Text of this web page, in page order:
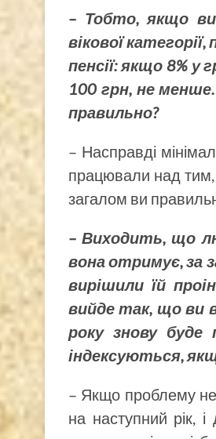
– Тобто, якщо ви
вікової
пенсії:якщо 8% у
100 грн, не
правильно?
– Насправді
працювали над тим,
загалом ви
– Виходить, що
вона отримує, за
вирішили їй
вийде так, що ви
року знову
індексуються,
– Якщо проблему не
на наступний рік,